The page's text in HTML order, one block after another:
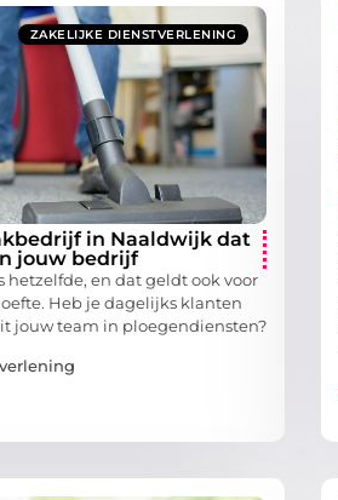
ZAKELIJKE DIENSTVERLENING
in Naaldwijk dat
jouw bedrijf
hetzelfde, en dat geldt ook voor
Heb je dagelijks klanten
jouw team in ploegendiensten?